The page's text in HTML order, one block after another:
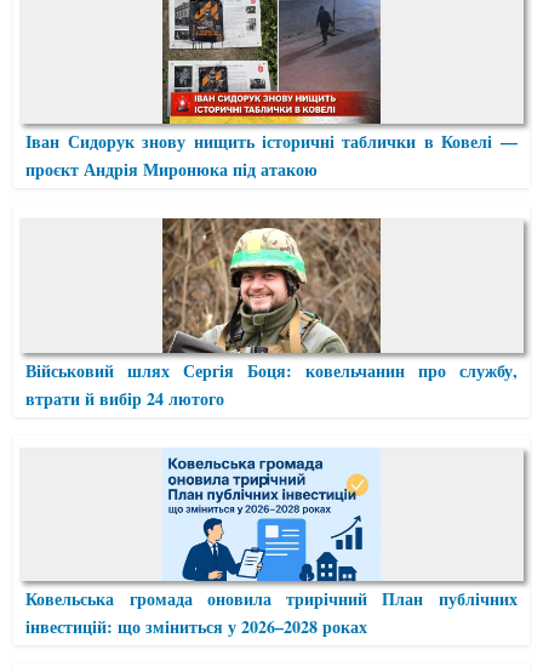
Іван Сидорук знову нищить історичні таблички в Ковелі —
проєкт Андрія Миронюка під атакою
Військовий шлях Сергія Боця: ковельчанин про службу,
втрати й вибір 24 лютого
Ковельська громада оновила трирічний План публічних
інвестицій: що зміниться у 2026–2028 роках